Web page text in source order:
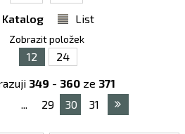
Katalog List
Zobrazit položek
12
24
349 - 360 ze 371
29 30 31